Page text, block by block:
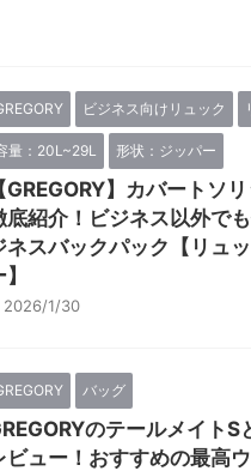
ビジネス向けリュック
量：20L~29L 形状：ジッパー
【GREGORY】カバートソ
底紹介！ビジネス以外で
ネスバックパック【リュ
2026/1/30
バッグ
のテールメイトS
ビュー！おすすめの最高